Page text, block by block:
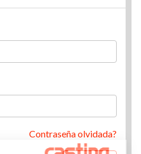
Contraseña olvidada?